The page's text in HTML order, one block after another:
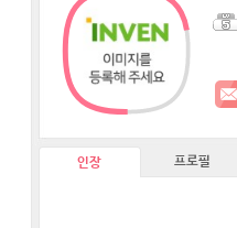
인장 프로필